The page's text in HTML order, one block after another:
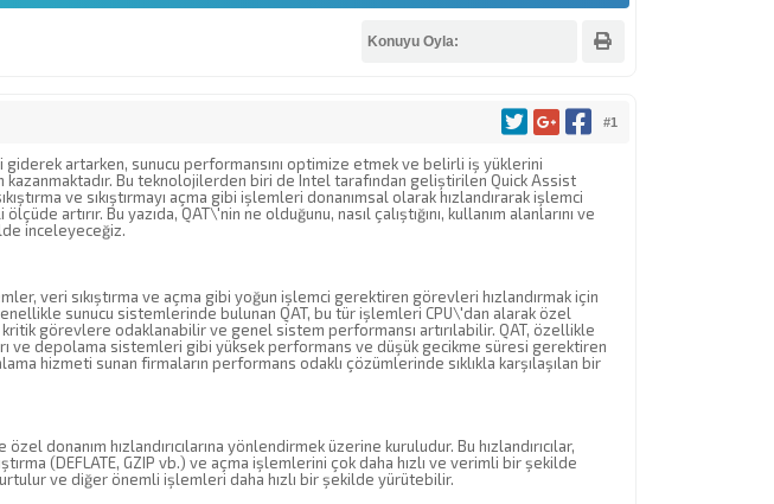
Konuyu Oyla:
#1
giderek artarken, sunucu performansını optimize etmek ve belirli iş yüklerini
Bu teknolojilerden biri de Intel tarafından geliştirilen Quick Assist
ve sıkıştırmayı açma gibi işlemleri donanımsal olarak hızlandırarak işlemci
artırır. Bu yazıda, QAT\'nin ne olduğunu, nasıl çalıştığını, kullanım alanlarını ve
inceleyeceğiz.
veri sıkıştırma ve açma gibi yoğun işlemci gerektiren görevleri hızlandırmak için
sunucu sistemlerinde bulunan QAT, bu tür işlemleri CPU\'dan alarak özel
görevlere odaklanabilir ve genel sistem performansı artırılabilir. QAT, özellikle
ve depolama sistemleri gibi yüksek performans ve düşük gecikme süresi gerektiren
hizmeti sunan firmaların performans odaklı çözümlerinde sıklıkla karşılaşılan bir
donanım hızlandırıcılarına yönlendirmek üzerine kuruludur. Bu hızlandırıcılar,
(DEFLATE, GZIP vb.) ve açma işlemlerini çok daha hızlı ve verimli bir şekilde
ve diğer önemli işlemleri daha hızlı bir şekilde yürütebilir.